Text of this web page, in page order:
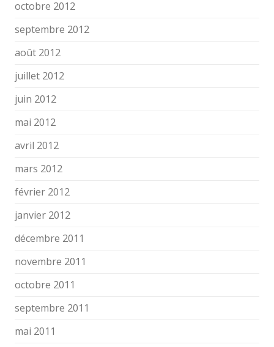
octobre 2012
septembre 2012
août 2012
juillet 2012
juin 2012
mai 2012
avril 2012
mars 2012
février 2012
janvier 2012
décembre 2011
novembre 2011
octobre 2011
septembre 2011
mai 2011